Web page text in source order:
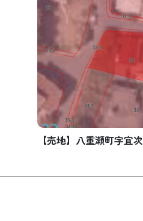
【売地】八重瀬町字宜次